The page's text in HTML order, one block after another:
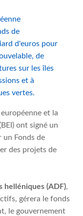
de
d'euros pour
de
sur les îles
et à
vertes.
et la
ont signé un
un Fonds de
des projets de
helléniques (ADF),
gérera le fonds
le gouvernement